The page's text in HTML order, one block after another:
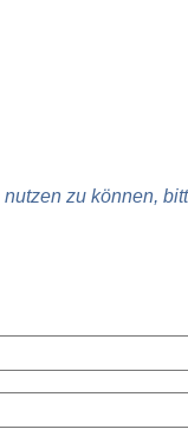
zu können,